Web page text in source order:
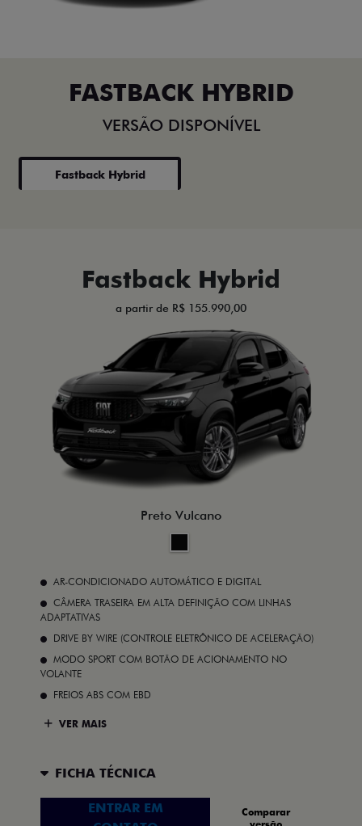
FASTBACK HYBRID
VERSÃO DISPONÍVEL
Fastback Hybrid
Fastback Hybrid
a partir de R$ 155.990,00
Preto Vulcano
AR-CONDICIONADO AUTOMÁTICO E DIGITAL
CÂMERA TRASEIRA EM ALTA DEFINIÇÃO COM LINHAS
ADAPTATIVAS
DRIVE BY WIRE (CONTROLE ELETRÔNICO DE ACELERAÇÃO)
MODO SPORT COM BOTÃO DE ACIONAMENTO NO
VOLANTE
FREIOS ABS COM EBD
VER MAIS
FICHA TÉCNICA
ENTRAR EM
Comparar